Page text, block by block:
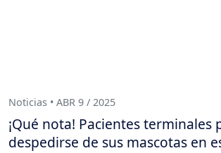
Noticias • ABR 9 / 2025
¡Qué nota! Pacientes terminales
despedirse de sus mascotas en